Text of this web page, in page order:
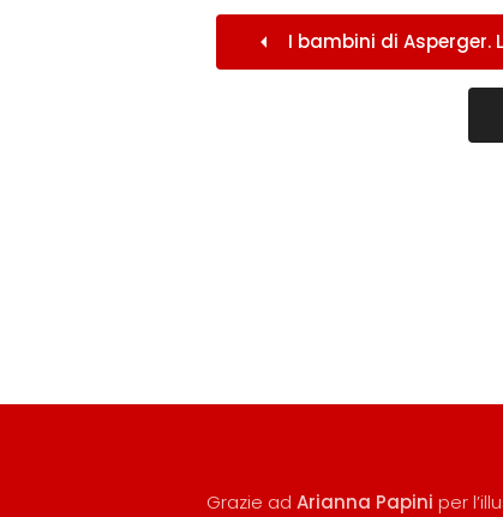
I bambini di Asperger.
Grazie ad Arianna Papini per